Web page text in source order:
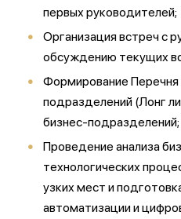
первых руководителей;
Организация встреч с
обсуждению текущих
Формирование
подразделений (Лонг
бизнес-подразделений;
Проведение анализа
технологических
узких мест и
автоматизации и